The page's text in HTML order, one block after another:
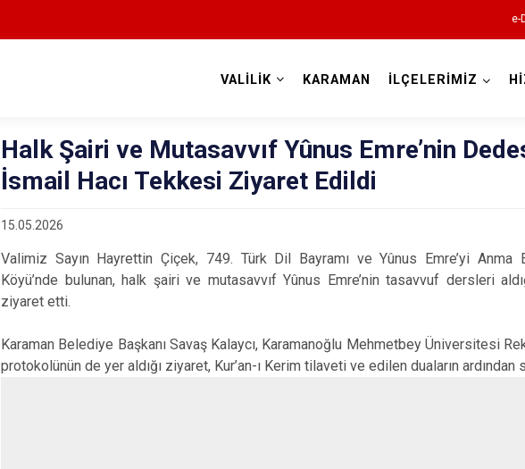
e-
VALİLİK KARAMAN İLÇELERİMİZ
Halk Şairi ve Mutasavvıf Yûnus Emre’nin
İsmail Hacı Tekkesi Ziyaret Edildi
15.05.2026
Valimiz Sayın Hayrettin Çiçek, 749. Türk Dil Bayramı ve Yûnus Emre’yi Anma
Köyü’nde bulunan, halk şairi ve mutasavvıf Yûnus Emre’nin tasavvuf dersleri
ziyaret etti.
Karaman Belediye Başkanı Savaş Kalaycı, Karamanoğlu Mehmetbey Üniversitesi
protokolünün de yer aldığı ziyaret, Kur’an-ı Kerim tilaveti ve edilen duaların ardından